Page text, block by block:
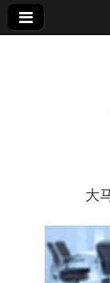
9点
大